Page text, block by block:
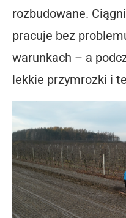
rozbudowane.
pracuje bez
warunkach – a
lekkie przymrozki i